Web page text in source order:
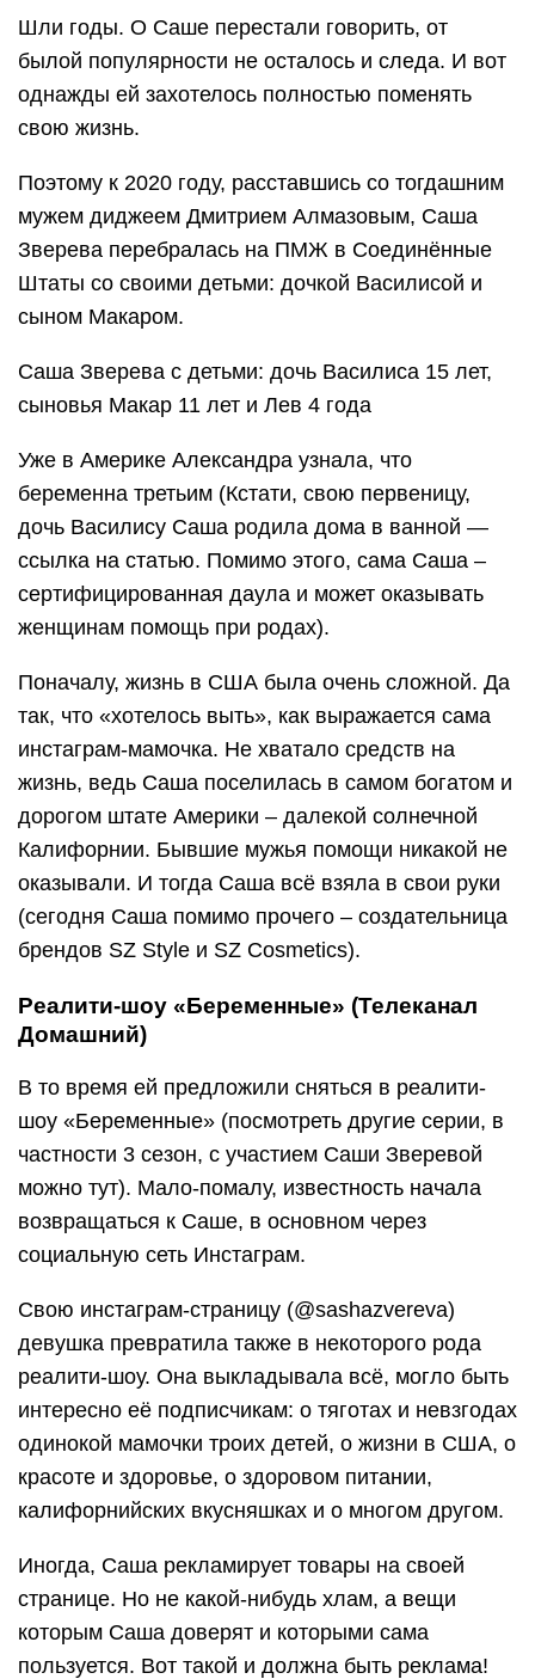
Шли годы. О Саше перестали говорить, от
былой популярности не осталось и следа. И вот
однажды ей захотелось полностью поменять
свою жизнь.
Поэтому к 2020 году, расставшись со тогдашним
мужем диджеем Дмитрием Алмазовым, Саша
Зверева перебралась на ПМЖ в Соединённые
Штаты со своими детьми: дочкой Василисой и
сыном Макаром.
Саша Зверева с детьми: дочь Василиса 15 лет,
сыновья Макар 11 лет и Лев 4 года
Уже в Америке Александра узнала, что
беременна третьим (Кстати, свою первеницу,
дочь Василису Саша родила дома в ванной —
ссылка на статью. Помимо этого, сама Саша –
сертифицированная даула и может оказывать
женщинам помощь при родах).
Поначалу, жизнь в США была очень сложной. Да
так, что «хотелось выть», как выражается сама
инстаграм-мамочка. Не хватало средств на
жизнь, ведь Саша поселилась в самом богатом и
дорогом штате Америки – далекой солнечной
Калифорнии. Бывшие мужья помощи никакой не
оказывали. И тогда Саша всё взяла в свои руки
(сегодня Саша помимо прочего – создательница
брендов SZ Style и SZ Cosmetics).
Реалити-шоу «Беременные» (Телеканал
Домашний)
В то время ей предложили сняться в реалити-
шоу «Беременные» (посмотреть другие серии, в
частности 3 сезон, с участием Саши Зверевой
можно тут). Мало-помалу, известность начала
возвращаться к Саше, в основном через
социальную сеть Инстаграм.
Свою инстаграм-страницу (@sashazvereva)
девушка превратила также в некоторого рода
реалити-шоу. Она выкладывала всё, могло быть
интересно её подписчикам: о тяготах и невзгодах
одинокой мамочки троих детей, о жизни в США, о
красоте и здоровье, о здоровом питании,
калифорнийских вкусняшках и о многом другом.
Иногда, Саша рекламирует товары на своей
странице. Но не какой-нибудь хлам, а вещи
которым Саша доверят и которыми сама
пользуется. Вот такой и должна быть реклама!